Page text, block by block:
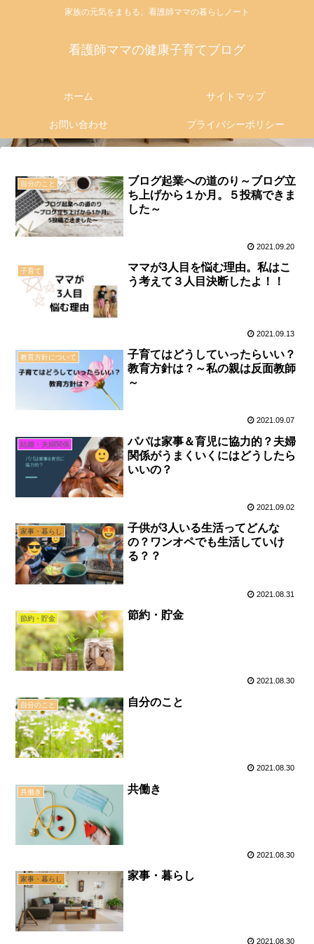
家族の元気をまもる、看護師ママの暮らしノート
看護師ママの健康子育てブログ
ホーム サイトマップ
お問い合わせ プライバシーポリシー
自分のこと
ブログ起業への道のり～ブログ立
ち上げから１か月。５投稿できま
した～
2021.09.20
子育て
ママが3人目を悩む理由。私はこ
う考えて３人目決断したよ！！
2021.09.13
教育方針について
子育てはどうしていったらいい？
教育方針は？～私の親は反面教師
～
2021.09.07
結婚・夫婦関係
パパは家事＆育児に協力的？夫婦
関係がうまくいくにはどうしたら
いいの？
2021.09.02
家事・暮らし
子供が3人いる生活ってどんな
の？ワンオペでも生活していけ
る？？
2021.08.31
節約・貯金 節約・貯金
2021.08.30
自分のこと 自分のこと
2021.08.30
共働き 共働き
2021.08.30
家事・暮らし 家事・暮らし
2021.08.30